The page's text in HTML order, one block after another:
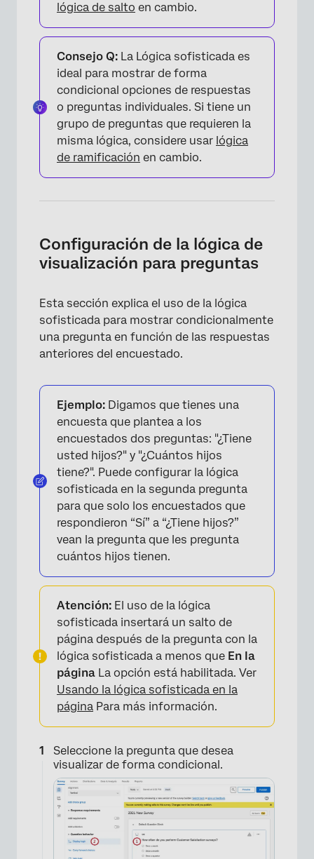
×
lógica de salto en cambio.
Consejo Q: La Lógica sofisticada es
ideal para mostrar de forma
condicional opciones de respuestas
o preguntas individuales. Si tiene un
grupo de preguntas que requieren la
misma lógica, considere usar lógica
de ramificación en cambio.
Configuración de la lógica de
visualización para preguntas
Esta sección explica el uso de la lógica
sofisticada para mostrar condicionalmente
una pregunta en función de las respuestas
anteriores del encuestado.
Ejemplo: Digamos que tienes una
encuesta que plantea a los
encuestados dos preguntas: "¿Tiene
usted hijos?" y "¿Cuántos hijos
tiene?". Puede configurar la lógica
sofisticada en la segunda pregunta
para que solo los encuestados que
respondieron “Sí” a “¿Tiene hijos?”
vean la pregunta que les pregunta
cuántos hijos tienen.
Atención: El uso de la lógica
sofisticada insertará un salto de
página después de la pregunta con la
lógica sofisticada a menos que En la
página La opción está habilitada. Ver
Usando la lógica sofisticada en la
página Para más información.
Seleccione la pregunta que desea
visualizar de forma condicional.